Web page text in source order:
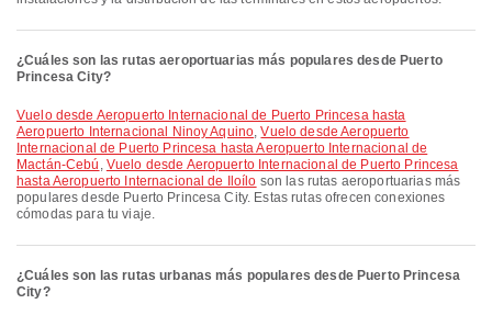
¿Cuáles son las rutas aeroportuarias más populares desde Puerto
Princesa City?
Vuelo desde Aeropuerto Internacional de Puerto Princesa hasta
Aeropuerto Internacional Ninoy Aquino,Vuelo desde Aeropuerto
Internacional de Puerto Princesa hasta Aeropuerto Internacional de
Mactán-Cebú , Vuelo desde Aeropuerto Internacional de Puerto Princesa
hasta Aeropuerto Internacional de Iloílo son las rutas aeroportuarias más
populares desde Puerto Princesa City. Estas rutas ofrecen conexiones
cómodas para tu viaje.
¿Cuáles son las rutas urbanas más populares desde Puerto Princesa
City?